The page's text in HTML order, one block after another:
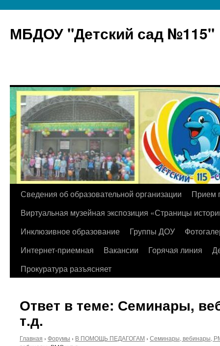
МБДОУ "Детский сад №115"
Перейти
содержимому
Сведения об образовательной организации
Прием
Виртуальная музейная экспозиция «Страницы
Инклюзивное образование
Группы ДОУ
Интернет-приемная
Вакансии Горячая линия
Прокуратура разъясняет
Ответ в теме: Семинары,
т.д.
Главная › Форумы › В ПОМОЩЬ ПЕДАГОГАМ › Семинары, вебинары,